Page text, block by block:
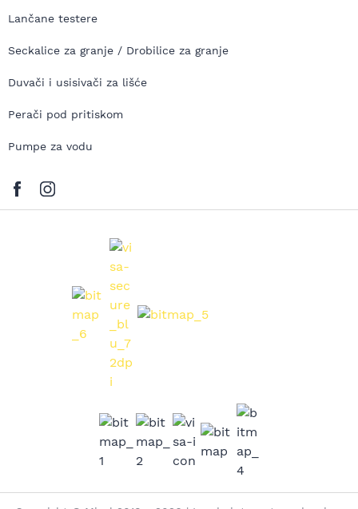
Lančane testere
Seckalice za granje / Drobilice za granje
Duvači i usisivači za lišće
Perači pod pritiskom
Pumpe za vodu